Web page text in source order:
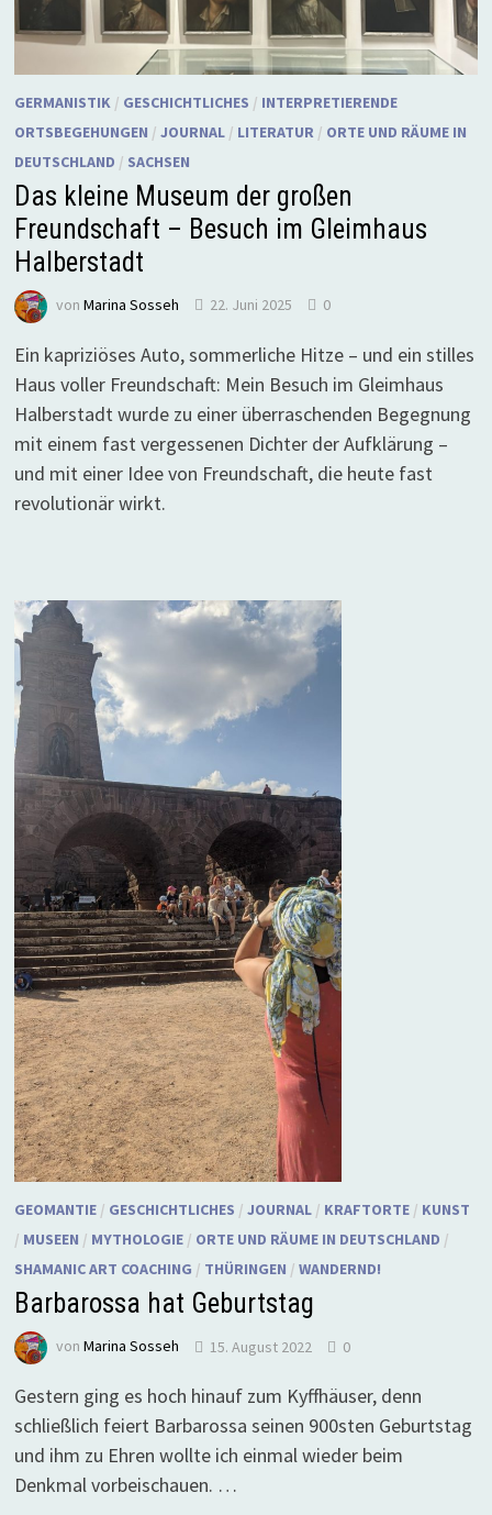
GERMANISTIK / GESCHICHTLICHES / INTERPRETIERENDE
ORTSBEGEHUNGEN / JOURNAL/ LITERATUR / ORTE UND RÄUME IN
DEUTSCHLAND / SACHSEN
Das kleine Museum der großen
Freundschaft – Besuch im Gleimhaus
Halberstadt
von Marina Sosseh 22. Juni 2025 0
Ein kapriziöses Auto, sommerliche Hitze – und ein stilles
Haus voller Freundschaft: Mein Besuch im Gleimhaus
Halberstadt wurde zu einer überraschenden Begegnung
mit einem fast vergessenen Dichter der Aufklärung –
und mit einer Idee von Freundschaft, die heute fast
revolutionär wirkt.
GEOMANTIE/ GESCHICHTLICHES / JOURNAL/ KRAFTORTE/ KUNST
/ MUSEEN / MYTHOLOGIE/ ORTE UND RÄUME IN DEUTSCHLAND /
SHAMANIC ART COACHING / THÜRINGEN / WANDERND!
Barbarossa hat Geburtstag
von Marina Sosseh 15. August 2022 0
Gestern ging es hoch hinauf zum Kyffhäuser, denn
schließlich feiert Barbarossa seinen 900sten Geburtstag
und ihm zu Ehren wollte ich einmal wieder beim
Denkmal vorbeischauen. …